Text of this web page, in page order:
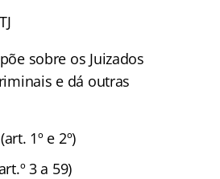
sobre os Juizados
e dá outras
1º e 2º)
3 a 59)